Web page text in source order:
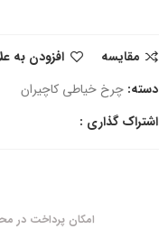
مقایسه
افزودن به
دسته: چرخ خیاطی کاچیران
اشتراک گذاری :
امکان پرداخت در